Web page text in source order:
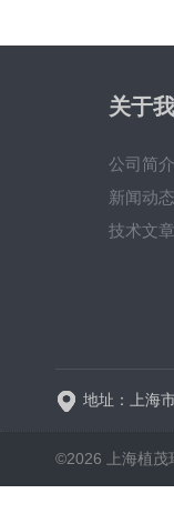
关于
公司简介
新闻动态
技术文章
地址：上海
©2026 上海植茂